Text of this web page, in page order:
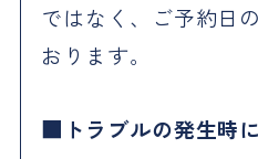
ではなく、ご予約日
おります。
トラブルの発生時